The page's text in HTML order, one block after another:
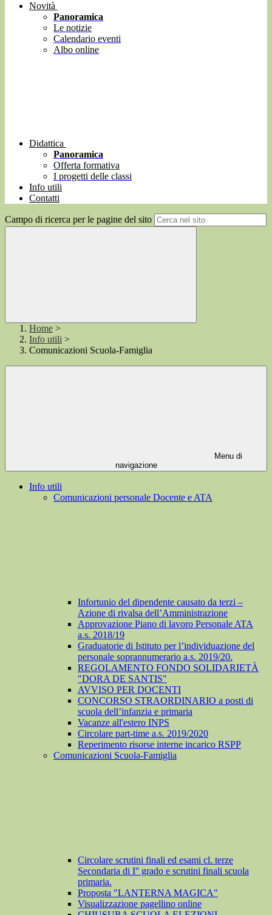
Novità
Panoramica
Le notizie
Calendario eventi
Albo online
Didattica
Panoramica
Offerta formativa
I progetti delle classi
Info utili
Contatti
Campo di ricerca per le pagine del sito
Home >
Info utili >
Comunicazioni Scuola-Famiglia
Menu di
navigazione
Info utili
Comunicazioni personale Docente e ATA
Infortunio del dipendente causato da terzi –
Azione di rivalsa dell’Amministrazione
Approvazione Piano di lavoro Personale ATA
a.s. 2018/19
Graduatorie di Istituto per l’individuazione del
personale soprannumerario a.s. 2019/20.
REGOLAMENTO FONDO SOLIDARIETÀ
"DORA DE SANTIS"
AVVISO PER DOCENTI
CONCORSO STRAORDINARIO a posti di
scuola dell’infanzia e primaria
Vacanze all'estero INPS
Circolare part-time a.s. 2019/2020
Reperimento risorse interne incarico RSPP
Comunicazioni Scuola-Famiglia
Circolare scrutini finali ed esami cl. terze
Secondaria di I° grado e scrutini finali scuola
primaria.
Proposta "LANTERNA MAGICA"
Visualizzazione pagellino online